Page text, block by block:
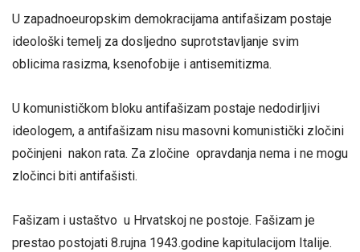
U zapadnoeuropskim demokracijama antifašizam postaje
ideološki temelj za dosljedno suprotstavljanje svim
oblicima rasizma, ksenofobije i antisemitizma.
U komunističkom bloku antifašizam postaje nedodirljivi
ideologem, a antifašizam nisu masovni komunistički zločini
počinjeni nakon rata. Za zločine opravdanja nema i ne mogu
zločinci biti antifašisti.
Fašizam i ustaštvo u Hrvatskoj ne postoje. Fašizam je
prestao postojati 8.rujna 1943.godine kapitulacijom Italije.